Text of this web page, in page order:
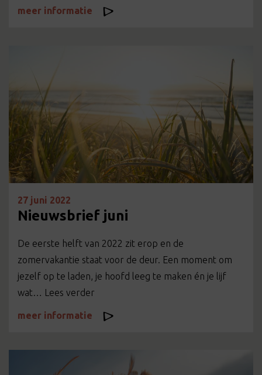
meer informatie
27 juni 2022
Nieuwsbrief juni
De eerste helft van 2022 zit erop en de
zomervakantie staat voor de deur. Een moment om
jezelf op te laden, je hoofd leeg te maken én je lijf
wat… Lees verder
meer informatie